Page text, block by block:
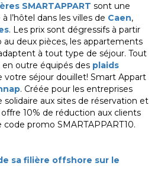
SMARTAPPART sont une
l’hôtel dans les villes de Caen,
. Les prix sont dégressifs à partir
au deux pièces, les appartements
à tout type de séjour. Tout
outre équipés des plaids
votre séjour douillet! Smart Appart
. Créée pour les entreprises
aux sites de réservation et
10% de réduction aux clients
promo SMARTAPPART10.
sa filière offshore sur le